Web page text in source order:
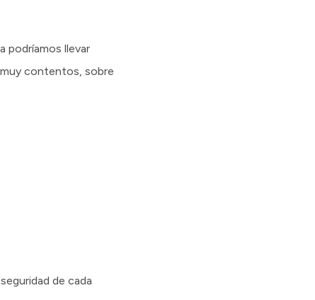
podríamos llevar
contentos, sobre
de cada